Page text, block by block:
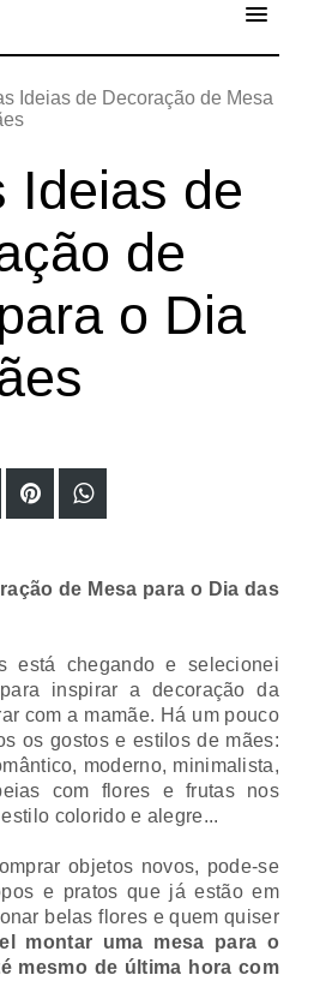
Ideias de Decoração de Mesa
Ideias de
de
o Dia
de Mesa para o Dia das
está chegando e selecionei
inspirar a decoração da
com a mamãe. Há um pouco
os gostos e estilos de mães:
moderno, minimalista,
com flores e frutas nos
colorido e alegre...
objetos novos, pode-se
e pratos que já estão em
belas flores e quem quiser
montar uma mesa para o
mesmo de última hora com